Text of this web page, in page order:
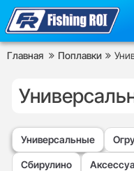
Главная Поплавки
Универсальные
Сбирулино